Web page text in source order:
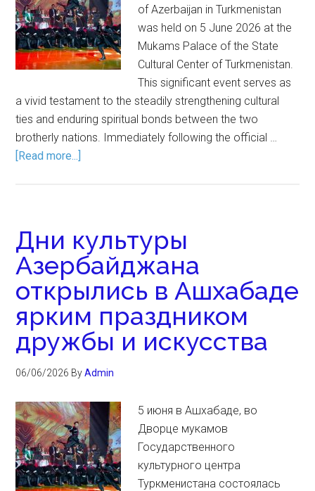
of Azerbaijan in Turkmenistan
was held on 5 June 2026 at the
Mukams Palace of the State
Cultural Center of Turkmenistan.
This significant event serves as
a vivid testament to the steadily strengthening cultural
ties and enduring spiritual bonds between the two
brotherly nations. Immediately following the official …
[Read more...]
Дни культуры
Азербайджана
открылись в Ашхабаде
ярким праздником
дружбы и искусства
06/06/2026 ByAdmin
5 июня в Ашхабаде, во
Дворце мукамов
Государственного
культурного центра
Туркменистана состоялась